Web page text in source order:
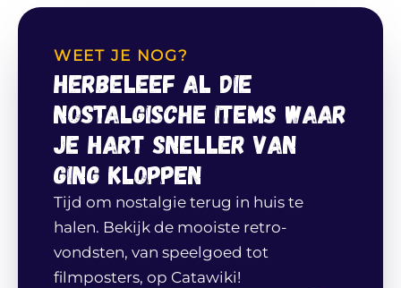
WEET JE NOG?
Herbeleef al die
nostalgische items waar
je hart sneller van
ging kloppen
Tijd om nostalgie terug in huis te
halen. Bekijk de mooiste retro-
vondsten, van speelgoed tot
filmposters, op Catawiki!